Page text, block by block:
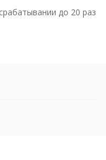
до 20 раз